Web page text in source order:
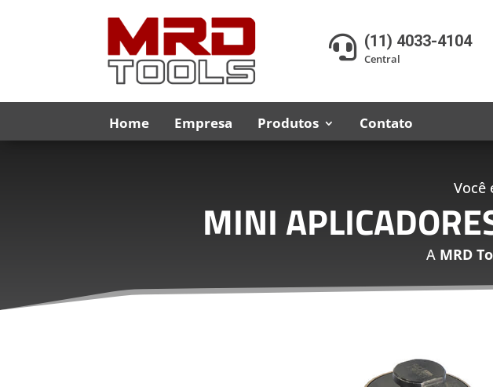
 (11) 4033-4104
Central
Home Empresa Produtos Contato
Você
MINI
A MRD